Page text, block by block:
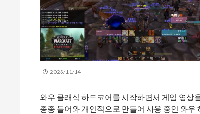
2023/11/14
와우 클래식 하드코어를 시작하면서 게임 영상
종종 들어와 개인적으로 만들어 사용 중인 와